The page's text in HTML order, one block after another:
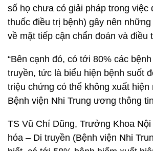
số họ chưa có giải pháp trong việc
thuốc điều trị bệnh) gây nên
về mặt tiếp cận chẩn đoán và điều
“Bên cạnh đó, có tới 80% các
truyền, tức là biểu hiện bệnh suốt
triệu chứng có thể không xuất hiện
Bệnh viện Nhi Trung ương thông
TS Vũ Chí Dũng, Trưởng Khoa Nội
hóa – Di truyền (Bệnh viện Nhi